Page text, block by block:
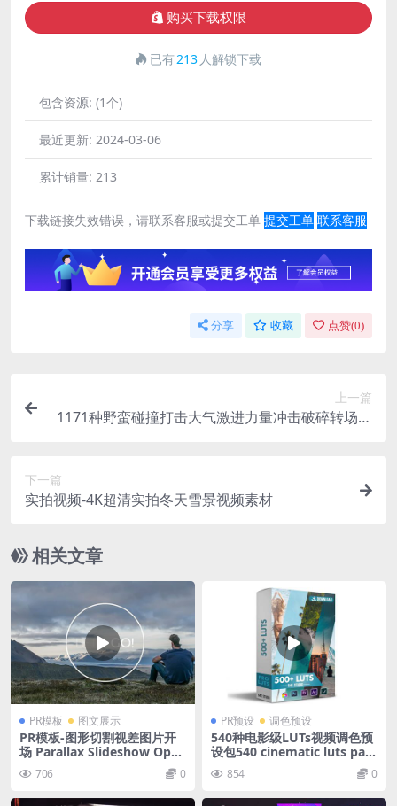
购买下载权限
已有213 人解锁下载
包含资源: (1个)
最近更新: 2024-03-06
累计销量: 213
下载链接失效错误，请联系客服或提交工单 提交工单 联系客服
分享 收藏 点赞(0)
上一篇
1171种野蛮碰撞打击大气激进力量冲击破碎转场无
下一篇
实拍视频-4K超清实拍冬天雪景视频素材
相关文章
PR模板 图文展示
PR模板-图形切割视差图片开
场 Parallax Slideshow Open
er – Premiere Pro Template
s
706 0
PR预设 调色预设
540种电影级LUTs视频调色预
设包540 cinematic luts pac
k 854 0